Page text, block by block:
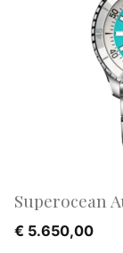
Superocean
€ 5.650,00